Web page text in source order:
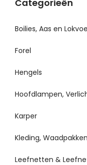
Categorieën
Boilies, Aas en
Forel
Hengels
Hoofdlampen,
Karper
Kleding,
Leefnetten &